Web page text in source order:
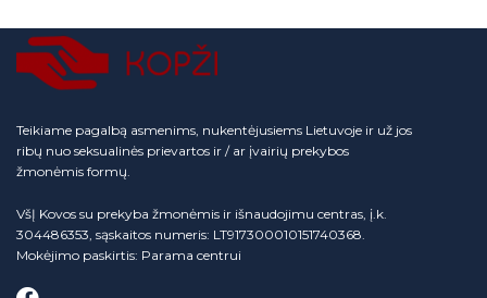
Teikiame pagalbą asmenims, nukentėjusiems Lietuvoje ir už jos
ribų nuo seksualinės prievartos ir / ar įvairių prekybos
žmonėmis formų.
VšĮ Kovos su prekyba žmonėmis ir išnaudojimu centras, į.k.
304486353, sąskaitos numeris: LT917300010151740368.
Mokėjimo paskirtis: Parama centrui